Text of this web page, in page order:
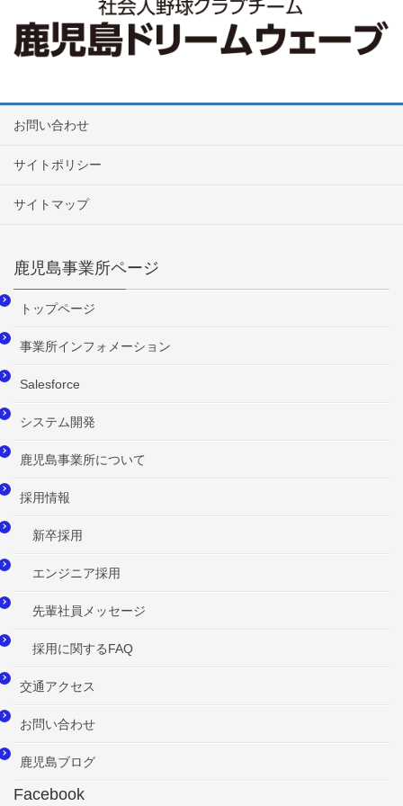
お問い合わせ
サイトポリシー
サイトマップ
鹿児島事業所ページ
トップページ
事業所インフォメーション
Salesforce
システム開発
鹿児島事業所について
採用情報
新卒採用
エンジニア採用
先輩社員メッセージ
採用に関するFAQ
交通アクセス
お問い合わせ
鹿児島ブログ
Facebook